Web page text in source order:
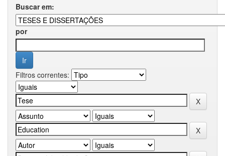
Buscar em:
por
Filtros correntes: